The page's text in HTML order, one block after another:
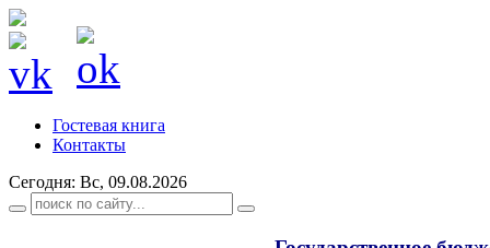
Гостевая книга
Контакты
Сегодня: Вс, 09.08.2026